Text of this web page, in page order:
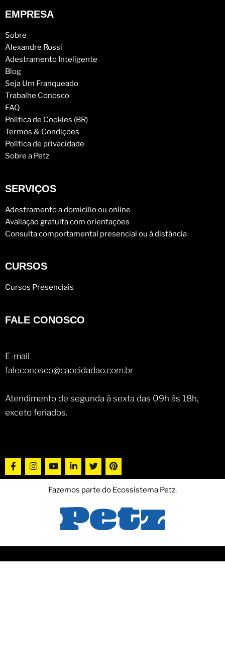
EMPRESA
Sobre
Alexandre Rossi
Adestramento Inteligente
Blog
Seja Um Franqueado
Trabalhe Conosco
FAQ
Política de Cookies (BR)
Termos & Condições
Política de privacidade
Sobre a Petz
SERVIÇOS
Adestramento a domicílio ou online
Avaliação gratuita com orientações
Consulta comportamental presencial ou à distância
CURSOS
Cursos Presenciais
FALE CONOSCO
E-mail
faleconosco@caocidadao.com.br
Atendimento de segunda à sexta das 09h às 18h,
exceto feriados.
Fazemos parte do Ecossistema Petz.